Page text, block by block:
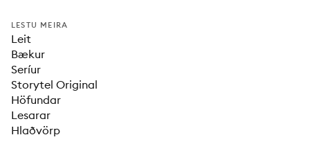
LESTU MEIRA
Leit
Bækur
Seríur
Storytel Original
Höfundar
Lesarar
Hlaðvörp